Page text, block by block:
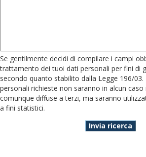
Se gentilmente decidi di compilare i campi
trattamento dei tuoi dati personali per fini di
secondo quanto stabilito dalla Legge 196/
personali richieste non saranno in alcun caso
comunque diffuse a terzi, ma saranno
a fini statistici.